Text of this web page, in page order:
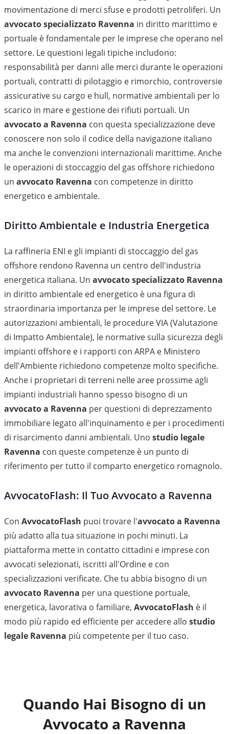
movimentazione di merci sfuse e prodotti petroliferi. Un
avvocato specializzato Ravenna in diritto marittimo e
portuale è fondamentale per le imprese che operano nel
settore. Le questioni legali tipiche includono:
responsabilità per danni alle merci durante le operazioni
portuali, contratti di pilotaggio e rimorchio, controversie
assicurative su cargo e hull, normative ambientali per lo
scarico in mare e gestione dei rifiuti portuali. Un
avvocato a Ravenna con questa specializzazione deve
conoscere non solo il codice della navigazione italiano
ma anche le convenzioni internazionali marittime. Anche
le operazioni di stoccaggio del gas offshore richiedono
un avvocato Ravenna con competenze in diritto
energetico e ambientale.
Diritto Ambientale e Industria Energetica
La raffineria ENI e gli impianti di stoccaggio del gas
offshore rendono Ravenna un centro dell'industria
energetica italiana. Un avvocato specializzato Ravenna
in diritto ambientale ed energetico è una figura di
straordinaria importanza per le imprese del settore. Le
autorizzazioni ambientali, le procedure VIA (Valutazione
di Impatto Ambientale), le normative sulla sicurezza degli
impianti offshore e i rapporti con ARPA e Ministero
dell'Ambiente richiedono competenze molto specifiche.
Anche i proprietari di terreni nelle aree prossime agli
impianti industriali hanno spesso bisogno di un
avvocato a Ravenna per questioni di deprezzamento
immobiliare legato all'inquinamento e per i procedimenti
di risarcimento danni ambientali. Uno studio legale
Ravenna con queste competenze è un punto di
riferimento per tutto il comparto energetico romagnolo.
AvvocatoFlash: Il Tuo Avvocato a Ravenna
Con AvvocatoFlash puoi trovare l'avvocato a Ravenna
più adatto alla tua situazione in pochi minuti. La
piattaforma mette in contatto cittadini e imprese con
avvocati selezionati, iscritti all'Ordine e con
specializzazioni verificate. Che tu abbia bisogno di un
avvocato Ravenna per una questione portuale,
energetica, lavorativa o familiare, AvvocatoFlash è il
modo più rapido ed efficiente per accedere allo studio
legale Ravenna più competente per il tuo caso.
Quando Hai Bisogno di un
Avvocato a Ravenna